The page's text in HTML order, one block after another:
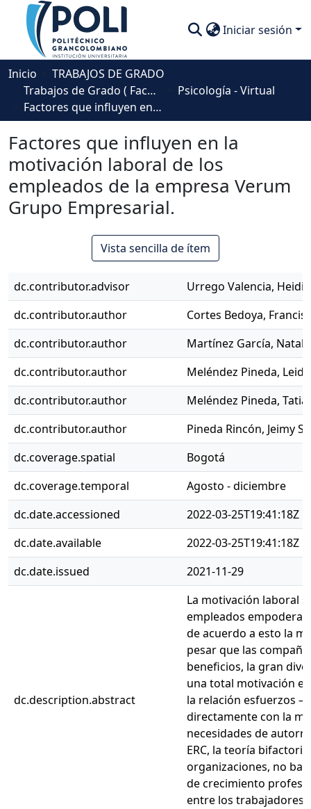
Iniciar sesión
Comunidades
Descubre
Inicio
TRABAJOS DE GRADO
Trabajos de Grado ( Facultad de Sociedad, Cultura y Creatividad)
Psicología - Virtual
Factores que influyen en la motivación laboral de los empleados de la empresa Verum Grupo Empresarial.
Factores que influyen en la
motivación laboral de los
empleados de la empresa Verum
Grupo Empresarial.
Vista sencilla de ítem
dc.contributor.advisor
Urrego Valencia, Heidi
dc.contributor.author
Cortes Bedoya,
dc.contributor.author
Martínez García, Natali
dc.contributor.author
Meléndez Pineda,
dc.contributor.author
Meléndez Pineda,
dc.contributor.author
Pineda Rincón, Jeimy
dc.coverage.spatial
Bogotá
dc.coverage.temporal
Agosto - diciembre
dc.date.accessioned
2022-03-25T19:41:18Z
dc.date.available
2022-03-25T19:41:18Z
dc.date.issued
2021-11-29
dc.description.abstract
La motivación laboral
empleados
de acuerdo a esto la
pesar que las
beneficios, la gran
una total motivación
la relación esfuerzos –
directamente con la
necesidades de
ERC, la teoría
organizaciones, no
de crecimiento
entre los trabajadores.